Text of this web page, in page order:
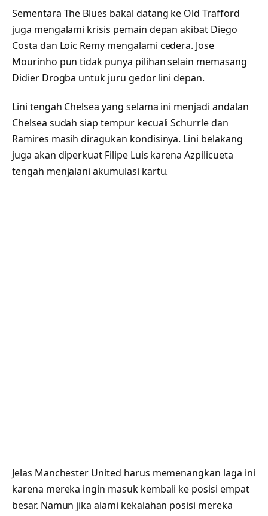
Sementara The Blues bakal datang ke Old Trafford
juga mengalami krisis pemain depan akibat Diego
Costa dan Loic Remy mengalami cedera. Jose
Mourinho pun tidak punya pilihan selain memasang
Didier Drogba untuk juru gedor lini depan.
Lini tengah Chelsea yang selama ini menjadi andalan
Chelsea sudah siap tempur kecuali Schurrle dan
Ramires masih diragukan kondisinya. Lini belakang
juga akan diperkuat Filipe Luis karena Azpilicueta
tengah menjalani akumulasi kartu.
Jelas Manchester United harus memenangkan laga ini
karena mereka ingin masuk kembali ke posisi empat
besar. Namun jika alami kekalahan posisi mereka